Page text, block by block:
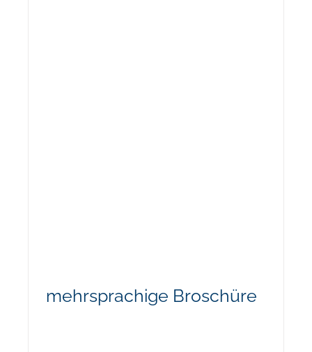
mehrsprachige Broschüre